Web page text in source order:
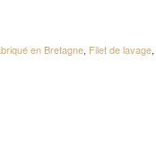
en Bretagne, Filet de lavage,